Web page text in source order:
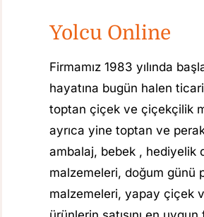
Yolcu Online
Firmamız 1983 yılında
hayatına bugün halen
toptan çiçek ve çiçekçilik
ayrıca yine toptan ve
ambalaj, bebek , hediyelik
malzemeleri, doğum günü
malzemeleri, yapay çiçek